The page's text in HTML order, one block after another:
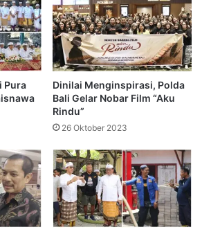
Pura
Dinilai Menginspirasi, Polda
Bali Gelar Nobar Film “Aku
Rindu”
26 Oktober 2023